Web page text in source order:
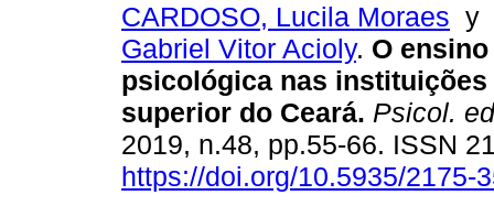
CARDOSO, Lucila Moraes y
Gabriel Vitor Acioly. O
psicológica nas instituições
superior do Ceará. Psicol.
2019, n.48, pp.55-66. ISSN
https://doi.org/10.5935/2175-